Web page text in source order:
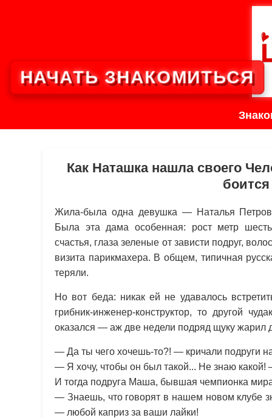
Как Наташка нашла своего
Жила-была одна девушка — Наталья
Была эта дама особенная: рост метр
счастья, глаза зеленые от зависти подруг,
визита парикмахера. В общем, типичная
теряли.
Но вот беда: никак ей не удавалось
грибник-инженер-конструктор, то другой
оказался — аж две недели подряд щуку жарил
— Да ты чего хочешь-то?! — кричали подруги
— Я хочу, чтобы он был такой... Не знаю
И тогда подруга Маша, бывшая чемпионка
— Знаешь, что говорят в нашем новом клубе
— любой каприз за ваши лайки!
НАЧАТЬ ЗНАКОМИТЬСЯ